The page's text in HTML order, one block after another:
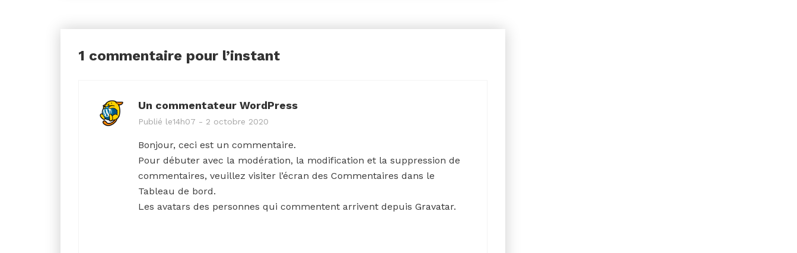
1 commentaire pour l’instant
Un commentateur WordPress
Publié le14h07 - 2 octobre 2020
Bonjour, ceci est un commentaire.
Pour débuter avec la modération, la modification et la suppression de
commentaires, veuillez visiter l’écran des Commentaires dans le
Tableau de bord.
Les avatars des personnes qui commentent arrivent depuis Gravatar.